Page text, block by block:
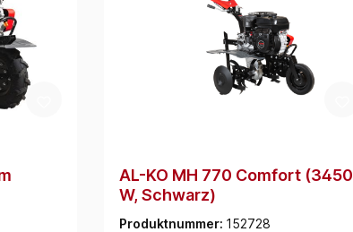
AL-KO MH 770 Comfort (3450
W, Schwarz)
Produktnummer: 152728